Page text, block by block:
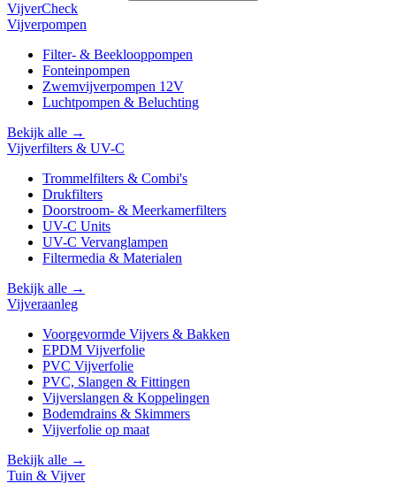
VijverCheck
Vijverpompen
Filter- & Beeklooppompen
Fonteinpompen
Zwemvijverpompen 12V
Luchtpompen & Beluchting
Bekijk alle →
Vijverfilters & UV-C
Trommelfilters & Combi's
Drukfilters
Doorstroom- & Meerkamerfilters
UV-C Units
UV-C Vervanglampen
Filtermedia & Materialen
Bekijk alle →
Vijveraanleg
Voorgevormde Vijvers & Bakken
EPDM Vijverfolie
PVC Vijverfolie
PVC, Slangen & Fittingen
Vijverslangen & Koppelingen
Bodemdrains & Skimmers
Vijverfolie op maat
Bekijk alle →
Tuin & Vijver